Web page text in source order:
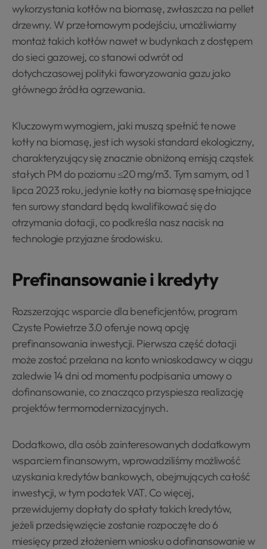
wykorzystania kotłów na biomasę, zwłaszcza na pellet
drzewny. W przełomowym podejściu, umożliwiamy
montaż takich kotłów nawet w budynkach z dostępem
do sieci gazowej, co stanowi odwrót od
dotychczasowej polityki faworyzowania gazu jako
głównego źródła ogrzewania.
Kluczowym wymogiem, jaki muszą spełnić te nowe
kotły na biomasę, jest ich wysoki standard ekologiczny,
charakteryzujący się znacznie obniżoną emisją cząstek
stałych PM do poziomu ≤20 mg/m3. Tym samym, od 1
lipca 2023 roku, jedynie kotły na biomasę spełniające
ten surowy standard będą kwalifikować się do
otrzymania dotacji, co podkreśla nasz nacisk na
technologie przyjazne środowisku.
Prefinansowanie i kredyty
Rozszerzając wsparcie dla beneficjentów, program
Czyste Powietrze 3.0 oferuje nową opcję
prefinansowania inwestycji. Pierwsza część dotacji
może zostać przelana na konto wnioskodawcy w ciągu
zaledwie 14 dni od momentu podpisania umowy o
dofinansowanie, co znacząco przyspiesza realizację
projektów termomodernizacyjnych.
Dodatkowo, dla osób zainteresowanych dodatkowym
wsparciem finansowym, wprowadziliśmy możliwość
uzyskania kredytów bankowych, obejmujących całość
inwestycji, w tym podatek VAT. Co więcej,
przewidujemy dopłaty do spłaty takich kredytów,
jeżeli przedsięwzięcie zostanie rozpoczęte do 6
miesięcy przed złożeniem wniosku o dofinansowanie w